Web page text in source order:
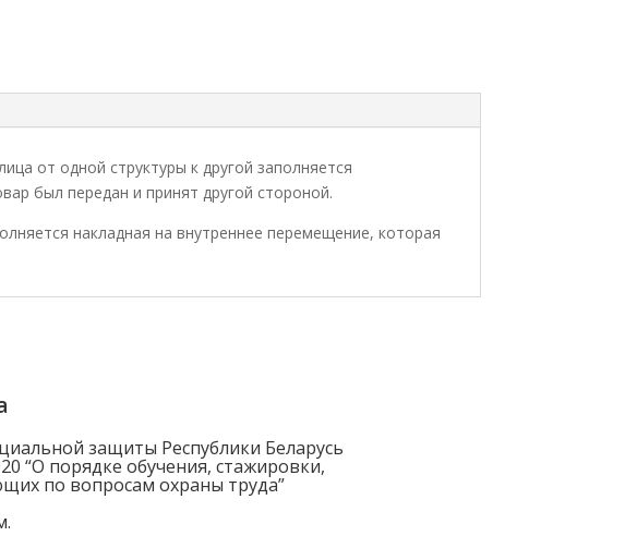
от одной структуры к другой заполняется
был передан и принят другой стороной.
накладная на внутреннее перемещение, которая
защиты Республики Беларусь
“О порядке обучения, стажировки,
по вопросам охраны труда”